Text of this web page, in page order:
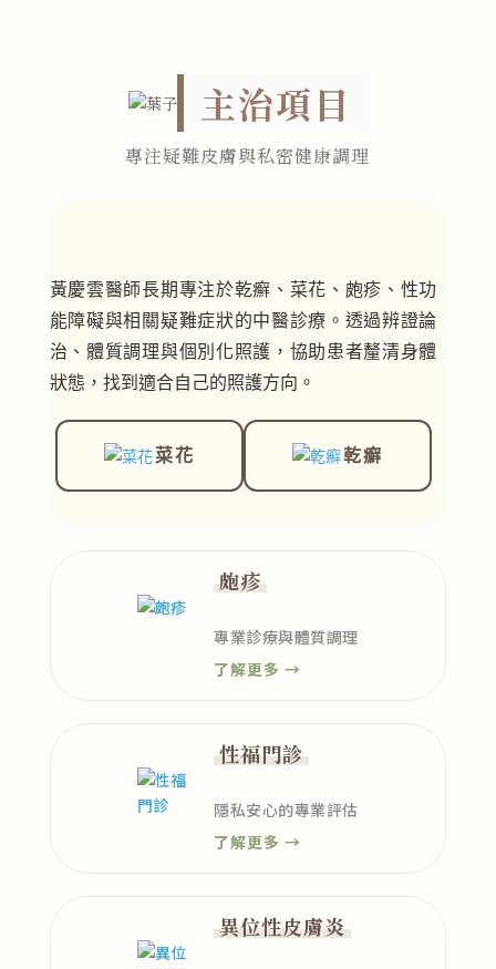
主治項目
專注疑難皮膚與私密健康調理
黃慶雲醫師長期專注於乾癬、菜花、皰疹、性功
能障礙與相關疑難症狀的中醫診療。透過辨證論
治、體質調理與個別化照護，協助患者釐清身體
狀態，找到適合自己的照護方向。
菜花 乾癬
皰疹
專業診療與體質調理
了解更多 →
性福門診
隱私安心的專業評估
了解更多 →
異位性皮膚炎